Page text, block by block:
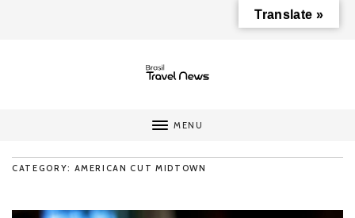
MENU
CATEGORY: AMERICAN CUT MIDTOWN
Translate »